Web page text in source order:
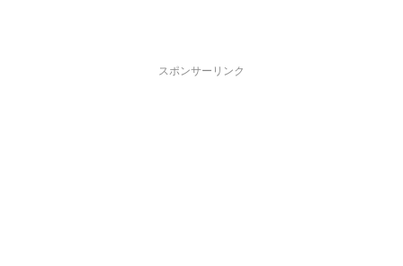
スポンサーリンク